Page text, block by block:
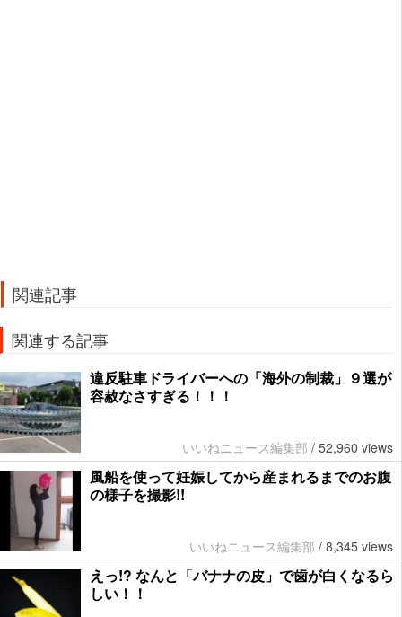
関連記事
関連する記事
違反駐車ドライバーへの「海外の制裁」９選が
容赦なさすぎる！！！
いいねニュース編集部 / 52,960 views
風船を使って妊娠してから産まれるまでのお腹
の様子を撮影!!
いいねニュース編集部 / 8,345 views
えっ!? なんと「バナナの皮」で歯が白くなるら
しい！！